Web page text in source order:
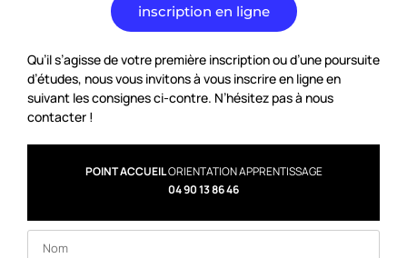
inscription en ligne
Qu’il s’agisse de votre première inscription ou d’une poursuite
d’études, nous vous invitons à vous inscrire en ligne en
suivant les consignes ci-contre. N’hésitez pas à nous
contacter !
POINT ACCUEILORIENTATION APPRENTISSAGE
04 90 13 86 46